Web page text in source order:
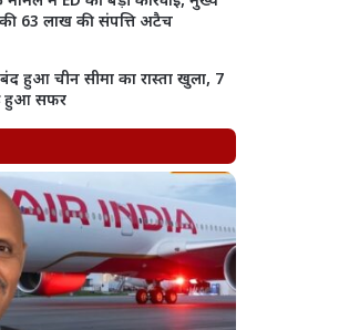
63 लाख की संपत्ति अटैच
हुआ चीन सीमा का रास्ता खुला, 7
हुआ सफर